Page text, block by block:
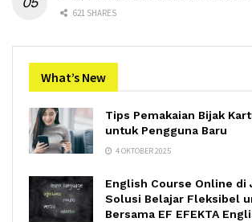
621 SHARES
What’s New
Tips Pemakaian Bijak
untuk Pengguna Baru
4 OKTOBER 2025
English Course Online di
Solusi Belajar Fleksibel
Bersama EF EFEKTA